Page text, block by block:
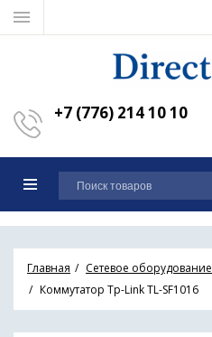
+7 (776) 214 10 10
Главная Сетевое оборудование
Коммутатор Tp-Link TL-SF1016